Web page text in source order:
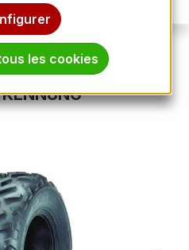
TL 42J K530
les cookies